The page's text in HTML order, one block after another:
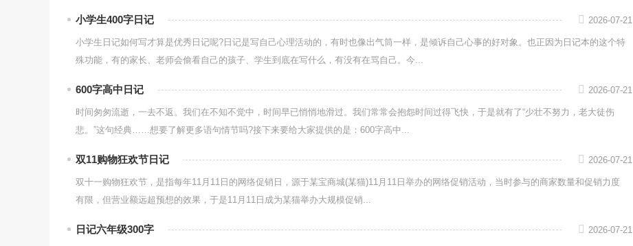
小学生400字日记
小学生日记如何写才算是优秀日记呢?日记是写自己心理活动的，有时也像出气筒一样，是倾诉自己心事的好对象。也正因为日记本的这个特
殊功能，有的家长、老师会偷看自己的孩子、学生到底在写什么，有没有在骂自己。今...
2026-07-21
600字高中日记
时间匆匆流逝，一去不返。我们在不知不觉中，时间早已悄悄地滑过。我们常常会抱怨时间过得飞快，于是就有了“少壮不努力，老大徒伤
悲。”这句经典……想要了解更多语句情节吗?接下来要给大家提供的是：600字高中...
2026-07-21
双11购物狂欢节日记
双十一购物狂欢节，是指每年11月11日的网络促销日，源于某宝商城(某猫)11月11日举办的网络促销活动，当时参与的商家数量和促销力度
有限，但营业额远超预想的效果，于是11月11日成为某猫举办大规模促销...
2026-07-21
日记六年级300字 2026-07-21